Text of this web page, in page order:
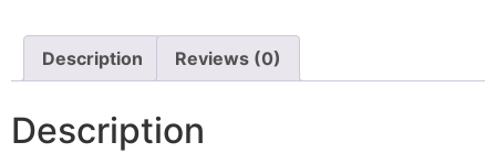
Description Reviews (0)
Description